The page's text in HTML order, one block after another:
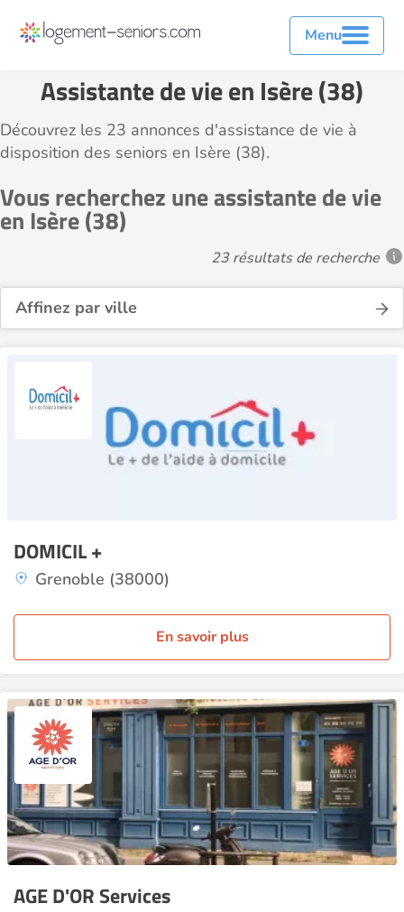
Menu
Assistante de vie en Isère (38)
Découvrez les 23 annonces d'assistance de vie à
disposition des seniors en Isère (38).
Vous recherchez une assistante de vie
en Isère (38)
23 résultats de recherche
Affinez par ville
DOMICIL +
Grenoble (38000)
En savoir plus
AGE D'OR Services